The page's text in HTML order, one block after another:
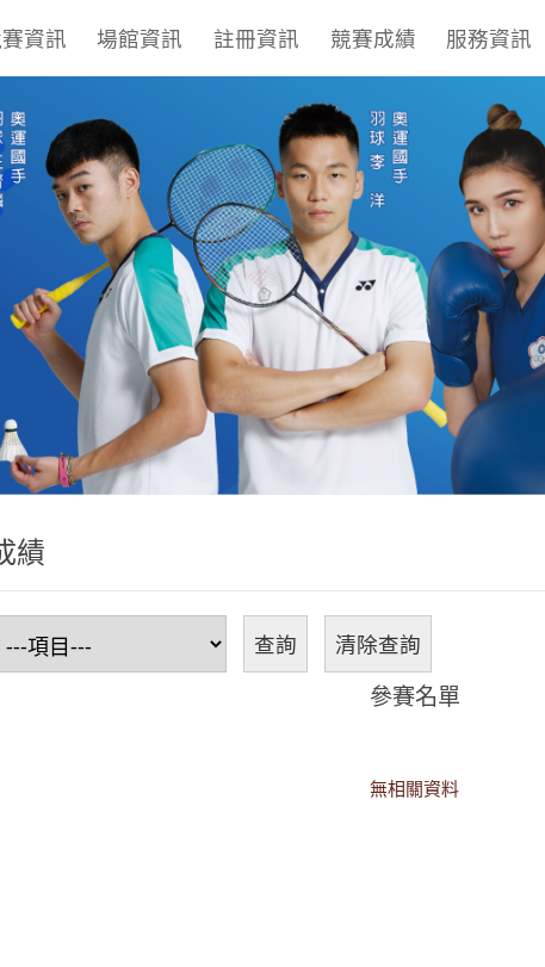
資訊 場館資訊 註冊資訊 競賽成績 服務資訊
績
參賽名單
無相關資料